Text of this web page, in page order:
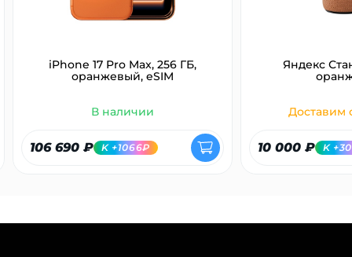
iPhone 17 Pro Max, 256 ГБ,
оранжевый, eSIM
В наличии
106 690 ₽ K +1066₽
Яндекс
Доставим
10 000 ₽ K
об оплате Плайтом
раз в 2
8 800 302-02-51
plait.ru